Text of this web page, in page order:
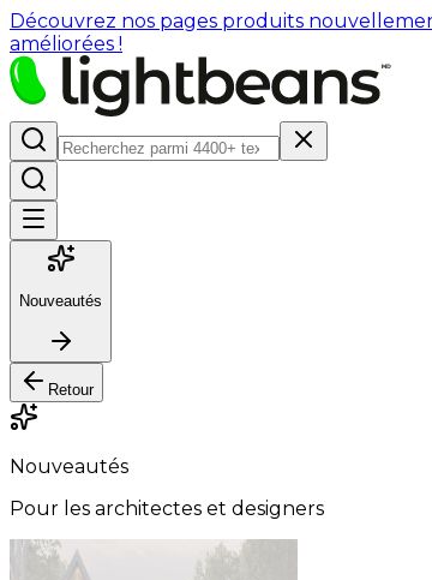
Découvrez nos pages produits
améliorées !
Nouveautés
Retour
Nouveautés
Pour les architectes et designers